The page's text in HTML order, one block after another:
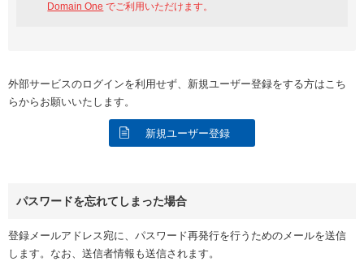
Domain One でご利用いただけます。
外部サービスのログインを利用せず、新規ユーザー登録をする方はこち
らからお願いいたします。
新規ユーザー登録
パスワードを忘れてしまった場合
登録メールアドレス宛に、パスワード再発行を行うためのメールを送信
します。なお、送信者情報も送信されます。